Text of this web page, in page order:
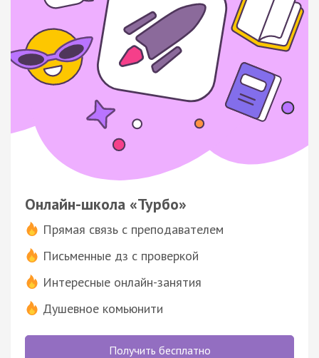
Онлайн-школа «Турбо»
Прямая связь с преподавателем
Письменные дз с проверкой
Интересные онлайн-занятия
Душевное комьюнити
Получить бесплатно